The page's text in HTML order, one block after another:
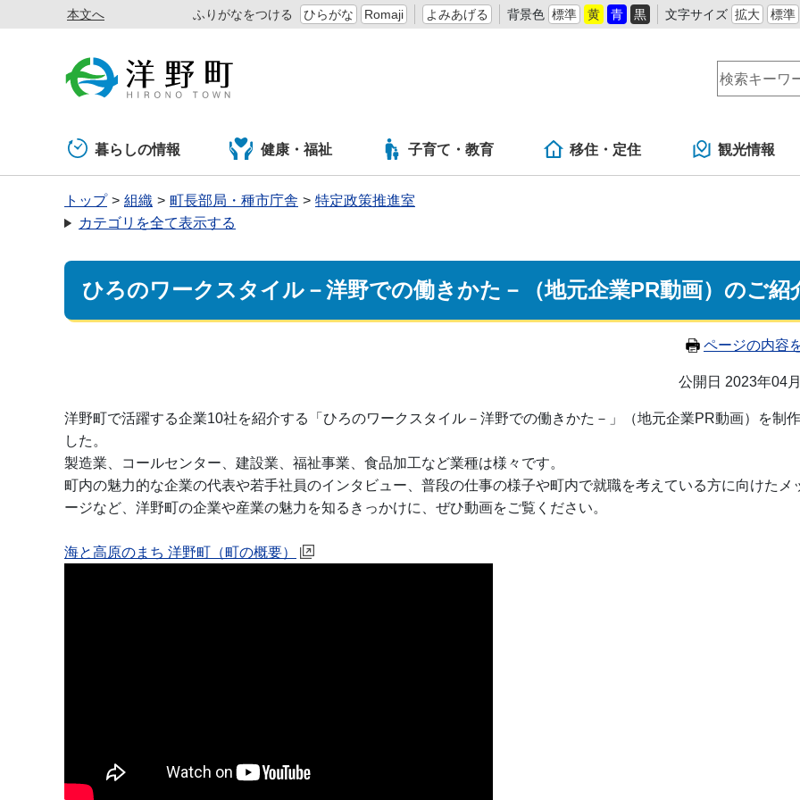
本文へ ふりがなをつける ひらがな Romaji よみあげる 背景色 標準 黄 青 黒 文字サイズ 拡大 標準
暮らしの情報 健康・福祉 子育て・教育 移住・定住 観光情報
トップ 組織 町長部局・種市庁舎
特定政策推進室
カテゴリを全て表示する
ひろのワークスタイル－洋野での働きかた－（地元企業PR動画）のご紹
ページの内容
公開日 2023年04
洋野町で活躍する企業10社を紹介する「ひろのワークスタイル－洋野での働きかた－」（地元企業PR動画）を制
した。
製造業、コールセンター、建設業、福祉事業、食品加工など業種は様々です。
町内の魅力的な企業の代表や若手社員のインタビュー、普段の仕事の様子や町内で就職を考えている方に向けたメ
ージなど、洋野町の企業や産業の魅力を知るきっかけに、ぜひ動画をご覧ください。
海と高原のまち 洋野町（町の概要）